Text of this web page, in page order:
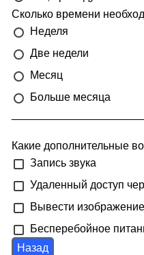
Сколько времени
Неделя
Две недели
Месяц
Больше месяца
Какие дополнительные
Запись звука
Удаленный доступ
Вывести
Бесперебойное
Назад